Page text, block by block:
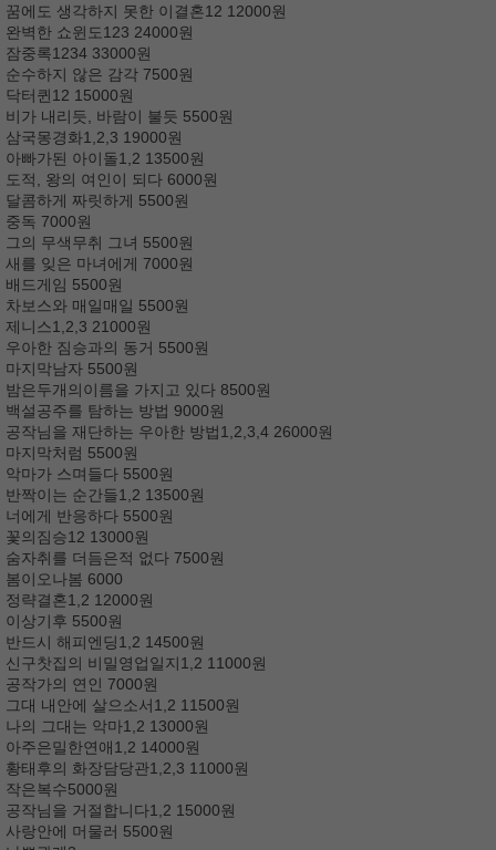
꿈에도 생각하지 못한 이결혼12 12000원
완벽한 쇼윈도123 24000원
잠중록1234 33000원
순수하지 않은 감각 7500원
닥터퀸12 15000원
비가 내리듯, 바람이 불듯 5500원
삼국몽경화1,2,3 19000원
아빠가된 아이돌1,2 13500원
도적, 왕의 여인이 되다 6000원
달콤하게 짜릿하게 5500원
중독 7000원
그의 무색무취 그녀 5500원
새를 잊은 마녀에게 7000원
배드게임 5500원
차보스와 매일매일 5500원
제니스1,2,3 21000원
우아한 짐승과의 동거 5500원
마지막남자 5500원
밤은두개의이름을 가지고 있다 8500원
백설공주를 탐하는 방법 9000원
공작님을 재단하는 우아한 방법1,2,3,4 26000원
마지막처럼 5500원
악마가 스며들다 5500원
반짝이는 순간들1,2 13500원
너에게 반응하다 5500원
꽃의짐승12 13000원
숨자취를 더듬은적 없다 7500원
봄이오나봄 6000
정략결혼1,2 12000원
이상기후 5500원
반드시 해피엔딩1,2 14500원
신구찻집의 비밀영업일지1,2 11000원
공작가의 연인 7000원
그대 내안에 살으소서1,2 11500원
나의 그대는 악마1,2 13000원
아주은밀한연애1,2 14000원
황태후의 화장담당관1,2,3 11000원
작은복수5000원
공작님을 거절합니다1,2 15000원
사랑안에 머물러 5500원